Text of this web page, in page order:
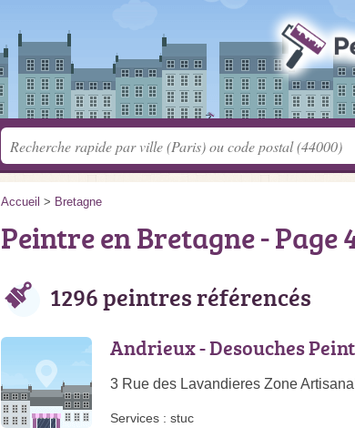
Accueil > Bretagne
Peintre en Bretagne - Page
1296 peintres référencés
Andrieux - Desouches
3 Rue des Lavandieres Zone
Services : stuc